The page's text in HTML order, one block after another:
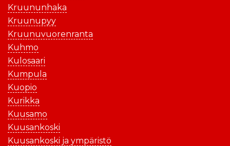
Kruununhaka
Kruunupyy
Kruunuvuorenranta
Kuhmo
Kulosaari
Kumpula
Kuopio
Kurikka
Kuusamo
Kuusankoski
Kuusankoski ja ympäristö